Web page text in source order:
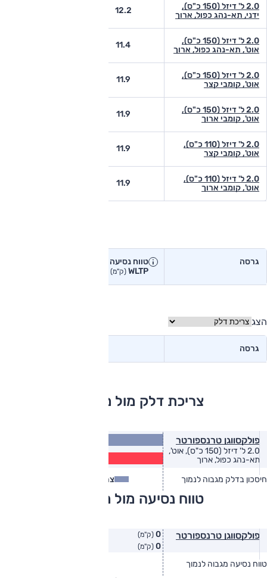
2.0 ל' דיזל (150 כ"ס),
ידני, תא-נהג כפול, ארוך
12.2
2.0 ל' דיזל (150 כ"ס),
אוט', תא-נהג כפול, ארוך
11.4
2.0 ל' דיזל (150 כ"ס),
אוט', קומבי קצר
11.9
2.0 ל' דיזל (150 כ"ס),
אוט', קומבי ארוך
11.9
2.0 ל' דיזל (110 כ"ס),
אוט', קומבי קצר
11.9
2.0 ל' דיזל (110 כ"ס),
אוט', קומבי ארוך
11.9
גרסה
טווח נסיעה יצרן
WLTP(ק"מ)
הצג
גרסה
צריכת דלק מול מתחרים
פולקסווגן טרנספורטר
2.0 ל' דיזל (150 כ"ס), אוט',
תא-נהג כפול, ארוך
חיסכון בדלק מגבוה לנמוך צריכת דלק
טווח נסיעה מול מתחרים
פולקסווגן טרנספורטר 0 (ק"מ)
0 (ק"מ)
טווח נסיעה מגבוה לנמוך